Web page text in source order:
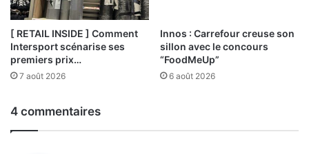
[ RETAIL INSIDE ] Comment
Intersport scénarise ses
premiers prix…
7 août 2026
Innos : Carrefour creuse son
sillon avec le concours
“FoodMeUp”
6 août 2026
4 commentaires